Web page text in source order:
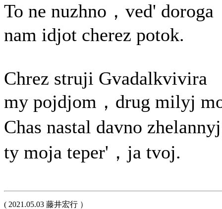
To ne nuzhno，ved' doroga
nam idjot cherez potok.
Chrez struji Gvadalkvivira
my pojdjom，drug milyj
Chas nastal davno
ty moja teper'，ja tvoj.
( 2021.05.03 藤井宏行 ）